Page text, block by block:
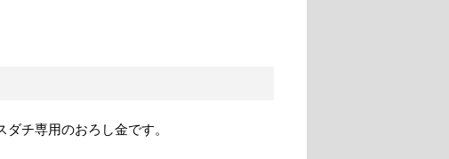
チ専用のおろし金です。